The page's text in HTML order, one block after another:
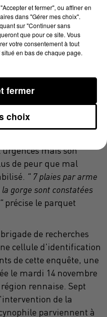
L'OUEST
RÉGION
est encore
mais son
de peur que mal
" 7 plaies par arme
gorge sont constatées
précise le parquet
de recherches
cellule d'identification
de cette enquête, une
le mardi 14 novembre
rennaise. Sept
de la
parviennent à
et fermer", ou affiner en
dans "Gérer mes choix".
sur "Continuer sans
que pour ce site. Vous
votre consentement à tout
en bas de chaque page.
choix
fermer